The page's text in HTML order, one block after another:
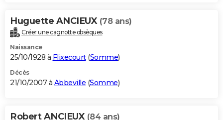
Huguette ANCIEUX (78 ans)
Créer une cagnotte obsèques
Naissance
25/10/1928 à Flixecourt(Somme)
Décès
21/10/2007 à Abbeville (Somme)
Robert ANCIEUX (84 ans)